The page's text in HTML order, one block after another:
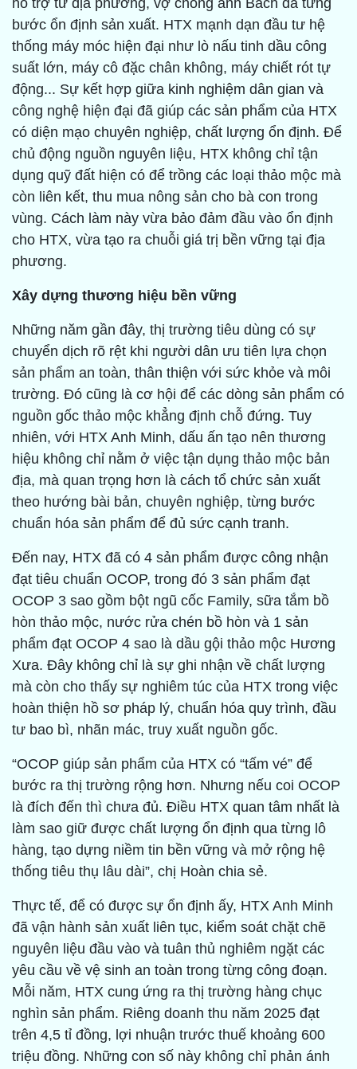
hỗ trợ từ địa phương, vợ chồng anh Bách đã từng
bước ổn định sản xuất. HTX mạnh dạn đầu tư hệ
thống máy móc hiện đại như lò nấu tinh dầu công
suất lớn, máy cô đặc chân không, máy chiết rót tự
động... Sự kết hợp giữa kinh nghiệm dân gian và
công nghệ hiện đại đã giúp các sản phẩm của HTX
có diện mạo chuyên nghiệp, chất lượng ổn định. Để
chủ động nguồn nguyên liệu, HTX không chỉ tận
dụng quỹ đất hiện có để trồng các loại thảo mộc mà
còn liên kết, thu mua nông sản cho bà con trong
vùng. Cách làm này vừa bảo đảm đầu vào ổn định
cho HTX, vừa tạo ra chuỗi giá trị bền vững tại địa
phương.
Xây dựng thương hiệu bền vững
Những năm gần đây, thị trường tiêu dùng có sự
chuyển dịch rõ rệt khi người dân ưu tiên lựa chọn
sản phẩm an toàn, thân thiện với sức khỏe và môi
trường. Đó cũng là cơ hội để các dòng sản phẩm có
nguồn gốc thảo mộc khẳng định chỗ đứng. Tuy
nhiên, với HTX Anh Minh, dấu ấn tạo nên thương
hiệu không chỉ nằm ở việc tận dụng thảo mộc bản
địa, mà quan trọng hơn là cách tổ chức sản xuất
theo hướng bài bản, chuyên nghiệp, từng bước
chuẩn hóa sản phẩm để đủ sức cạnh tranh.
Đến nay, HTX đã có 4 sản phẩm được công nhận
đạt tiêu chuẩn OCOP, trong đó 3 sản phẩm đạt
OCOP 3 sao gồm bột ngũ cốc Family, sữa tắm bồ
hòn thảo mộc, nước rửa chén bồ hòn và 1 sản
phẩm đạt OCOP 4 sao là dầu gội thảo mộc Hương
Xưa. Đây không chỉ là sự ghi nhận về chất lượng
mà còn cho thấy sự nghiêm túc của HTX trong việc
hoàn thiện hồ sơ pháp lý, chuẩn hóa quy trình, đầu
tư bao bì, nhãn mác, truy xuất nguồn gốc.
“OCOP giúp sản phẩm của HTX có “tấm vé” để
bước ra thị trường rộng hơn. Nhưng nếu coi OCOP
là đích đến thì chưa đủ. Điều HTX quan tâm nhất là
làm sao giữ được chất lượng ổn định qua từng lô
hàng, tạo dựng niềm tin bền vững và mở rộng hệ
thống tiêu thụ lâu dài”, chị Hoàn chia sẻ.
Thực tế, để có được sự ổn định ấy, HTX Anh Minh
đã vận hành sản xuất liên tục, kiểm soát chặt chẽ
nguyên liệu đầu vào và tuân thủ nghiêm ngặt các
yêu cầu về vệ sinh an toàn trong từng công đoạn.
Mỗi năm, HTX cung ứng ra thị trường hàng chục
nghìn sản phẩm. Riêng doanh thu năm 2025 đạt
trên 4,5 tỉ đồng, lợi nhuận trước thuế khoảng 600
triệu đồng. Những con số này không chỉ phản ánh